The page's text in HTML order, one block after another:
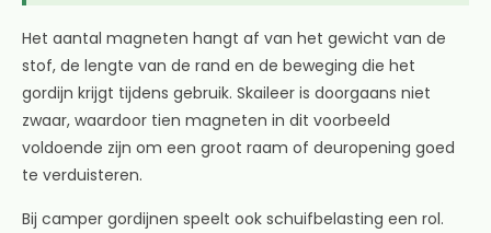
Het aantal magneten hangt af van het gewicht van de
stof, de lengte van de rand en de beweging die het
gordijn krijgt tijdens gebruik. Skaileer is doorgaans niet
zwaar, waardoor tien magneten in dit voorbeeld
voldoende zijn om een groot raam of deuropening goed
te verduisteren.
Bij camper gordijnen speelt ook schuifbelasting een rol.